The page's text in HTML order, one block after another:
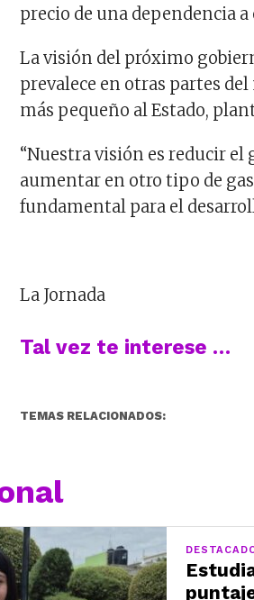
precio de una dependencia a
La visión del próximo
prevalece en otras partes
más pequeño al Estado,
“Nuestra visión es reducir el
aumentar en otro tipo de
fundamental para el
La Jornada
Tal vez te interese …
TEMAS RELACIONADOS: